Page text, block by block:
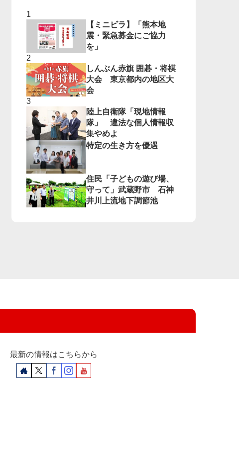
【ミニビラ】「熊本地
震・緊急募金にご協力
を」
しんぶん赤旗 囲碁・将棋
大会 東京都内の地区大
会
陸上自衛隊「現地情報
隊」 違法な個人情報収
集やめよ
特定の生き方を優遇
住民「子どもの遊び場、
守って」武蔵野市 石神
井川上流地下調節池
最新の情報はこちらから